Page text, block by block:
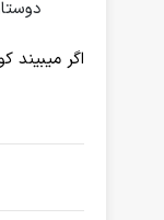
اگر میبیند